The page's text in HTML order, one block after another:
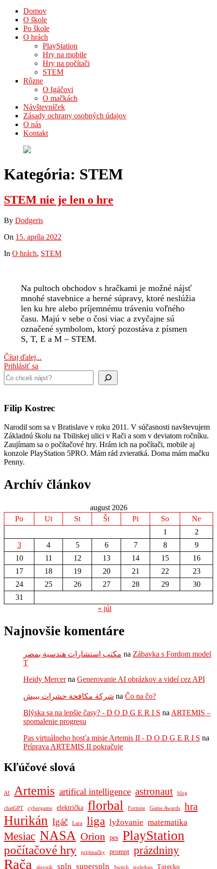
Domov
O škole
Po škole
O hrách
PlayStation
Hry na mobile
Hry na počítači
STEM
Rôzne
O Igáčovi
O mačkách
Návštevníček
Zásady ochrany osobných údajov
O nás
Kontakt
Kategória: STEM
STEM nie je len o hre
By Dodgeris
On 15. apríla 2022
In O hrách, STEM
Na pultoch obchodov s hračkami je možné nájsť
mnohé stavebnice a herné súpravy, ktoré neslúžia
len ku hre alebo príjemnému tráveniu voľného
času. Majú v sebe o čosi viac a zvyčajne sú
označené symbolom, ktorý pozostáva z písmen
S, T, E a M – STEM.
Čítaj ďalej...
Prihlásiť sa
Hľadať
Filip Kostrec
Narodil som sa v Bratislave v roku 2011. V súčasnosti navštevujem
Základnú školu na Tbiliskej ulici v Rači a som v deviatom ročníku.
Zaujímam sa o počítačové hry. Hrám ich na počítači, mobile aj
konzole PlayStation 5PRO. Mám rád zvieratká. Doma mám mačku
Penny.
Archív článkov
august 2026
Po
Ut St Št Pi So
Ne
1
2
3
4 5 6 7 8
9
10
11 12 13 14 15
16
17
18 19 20 21 22
23
24
25 26 27 28 29
30
31
« júl
Najnovšie komentáre
مكتب استشارات هندسية بمصر na Zábavka s Fordom model
T
Heidy Mercerna Generovanie AI obrázkov a videí cez API
شركة مكافحة حشرات ببيش na Čo na čo?
Blýska sa na lepšie časy? - D O D G E R I S na ARTEMIS –
spomalenie progresu
Pas virtuálneho hosťa misie Artemis II - D O D G E R I S na
Príprava ARTEMIS II pokračuje
Kľúčové slová
AI Artemis artifical intelligence astronaut blog
chatGPT cybergame električka florbal Fortnite Game Awards hra
Hurikán Igáč Lara liga lyžovanie matematika
Mesiac NASA Orion pes PlayStation
počítačové hry prijímačky prompt prázdniny
Rača slovník spln superspln Switch trolejbus Turecko